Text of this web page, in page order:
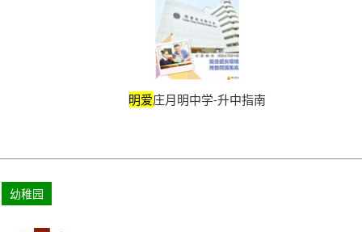
明爱庄月明中学-升中指南
幼稚园